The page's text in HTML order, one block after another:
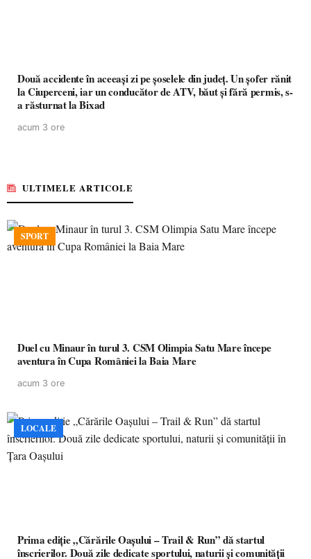
Două accidente în aceeași zi pe șoselele din județ. Un șofer rănit
la Ciuperceni, iar un conducător de ATV, băut și fără permis, s-
a răsturnat la Bixad
acum 3 ore
ULTIMELE ARTICOLE
SPORT
Duel cu Minaur în turul 3. CSM Olimpia Satu Mare începe
aventura în Cupa României la Baia Mare
acum 3 ore
LOCALE
Prima ediție „Cărările Oașului – Trail & Run” dă startul
înscrierilor. Două zile dedicate sportului, naturii și comunității